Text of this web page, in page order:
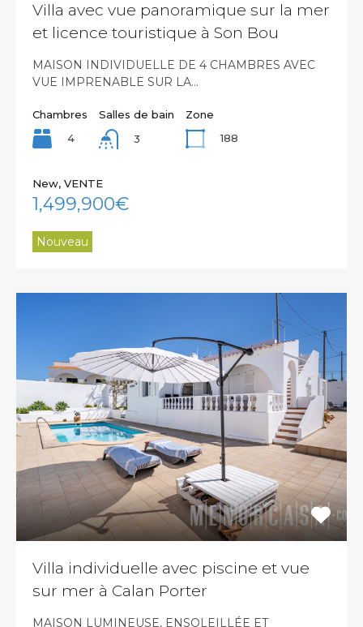
Villa avec vue panoramique sur la mer
et licence touristique à Son Bou
MAISON INDIVIDUELLE DE 4 CHAMBRES AVEC
VUE IMPRENABLE SUR LA…
Chambres
4
Salles de bain
3
Zone
188
New, VENTE
1,499,900€
Nouveau
Villa individuelle avec piscine et vue
sur mer à Calan Porter
MAISON LUMINEUSE, ENSOLEILLÉE ET